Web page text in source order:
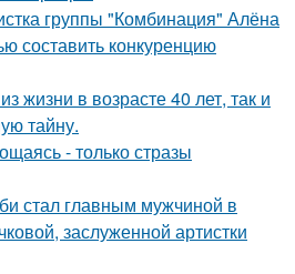
группы "Комбинация" Алёна
составить конкуренцию
жизни в возрасте 40 лет, так и
тайну.
- только стразы
стал главным мужчиной в
заслуженной артистки